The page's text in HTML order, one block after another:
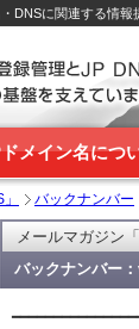
DNSに関連する情報
メイン名につ
バックナンバー
メールマガジン
バックナンバー